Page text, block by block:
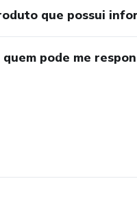
que possui
pode me